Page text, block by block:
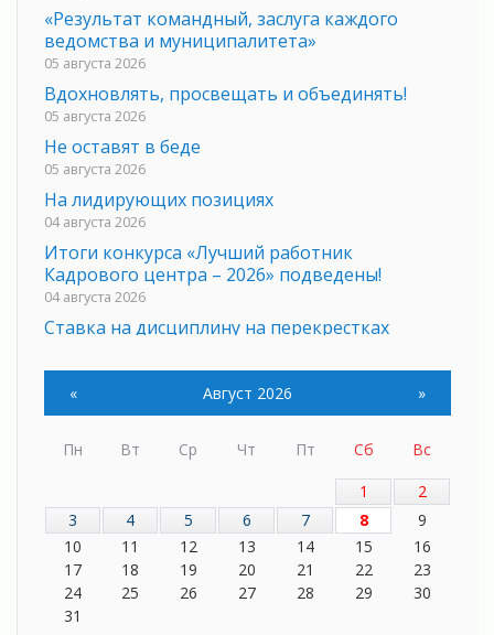
«Результат командный, заслуга каждого
ведомства и муниципалитета»
05 августа 2026
Вдохновлять, просвещать и объединять!
05 августа 2026
Не оставят в беде
05 августа 2026
На лидирующих позициях
04 августа 2026
Итоги конкурса «Лучший работник
Кадрового центра – 2026» подведены!
04 августа 2026
Ставка на дисциплину на перекрестках
мобильного трафика
Полумрак бьёт по карману
Вниманию автомобилистов!
04 августа 2026
Память, сталь и музыка
04 августа 2026
Регион готовится к выборам
« Август 2026 »
Пн Вт Ср Чт Пт Сб
Вс
1
2
3
4 5 6 7 8
9
10
11 12 13 14 15
16
17
18 19 20 21 22
23
24
25 26 27 28 29
30
31